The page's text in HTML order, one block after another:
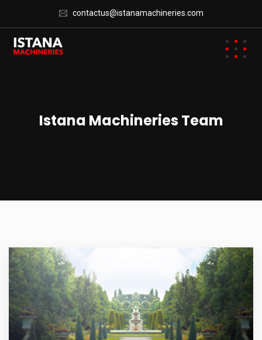
contactus@istanamachineries.com
Istana Machineries Team